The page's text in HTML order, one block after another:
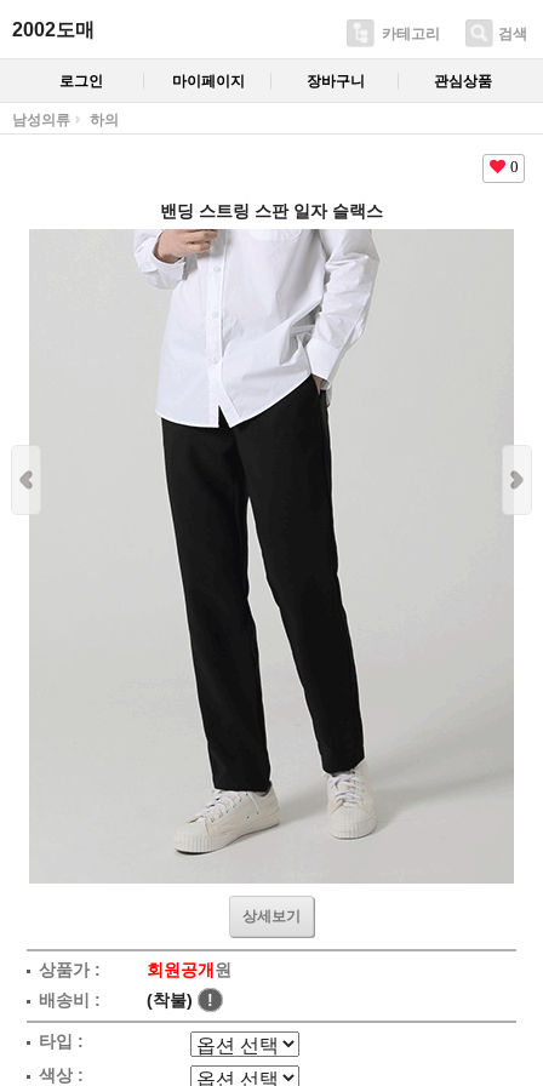
2002도매 카테고리 검색
로그인 마이페이지 장바구니 관심상품
남성의류 하의
0
밴딩 스트링 스판 일자 슬랙스
상세보기
상품가 : 회원공개원
배송비 :
(착불) !
타입 :
색상 :